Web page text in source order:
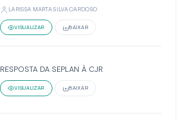
LARISSA MARTA SILVA CARDOSO
VISUALIZAR BAIXAR
RESPOSTA DA SEPLAN À CJR
VISUALIZAR BAIXAR